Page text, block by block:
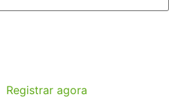
Registrar agora